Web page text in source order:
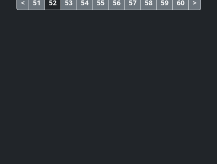
< 51 52 53 54 55 56 57 58 59 60 >